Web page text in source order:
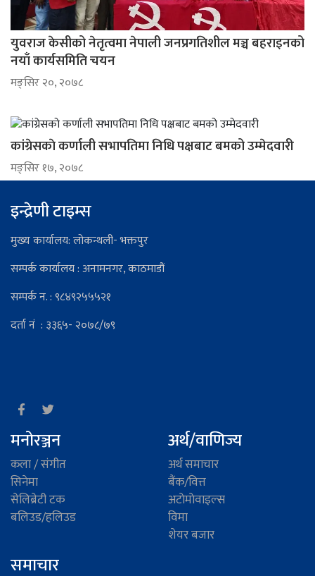
युवराज केसीको नेतृत्वमा नेपाली जनप्रगतिशील मञ्च बहराइनको
नयाँ कार्यसमिति चयन
मङ्सिर २०, २०७८
कांग्रेसकाे कर्णाली सभापतिमा निधि पक्षबाट बमको उम्मेदवारी
मङ्सिर १७, २०७८
इन्द्रेणी टाइम्स
मुख्य कार्यालय: लोकन्थली- भक्तपुर
सम्पर्क कार्यालय : अनामनगर, काठमाडौं
सम्पर्क न. : ९८४९२५५५२१
दर्ता नं : ३३६५- २०७८/७९
मनोरञ्जन
कला / संगीत
सिनेमा
सेलिब्रेटी टक
बलिउड/हलिउड
अर्थ/वाणिज्य
अर्थ समाचार
बैंक/वित्त
अटाेमाेवाइल्स
विमा
शेयर बजार
समाचार